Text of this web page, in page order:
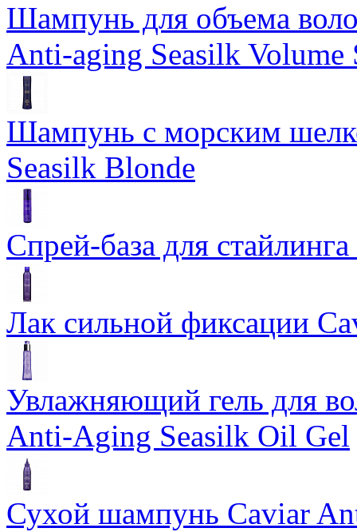
Шампунь для объема
Anti-aging Seasilk Volume
Шампунь с морским
Seasilk Blonde
Спрей-база для
Лак сильной фиксации
Увлажняющий гель для
Anti-Aging Seasilk Oil Gel
Сухой шампунь Caviar